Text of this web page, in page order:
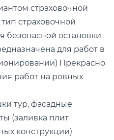
страховочной
страховочной
безопасной остановки
для работ в
Прекрасно
работ на ровных
тур, фасадные
(заливка плит
конструкции)